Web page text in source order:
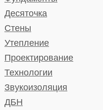
Десяточка
Стены
Утепление
Проектирование
Технологии
Звукоизоляция
ДБН